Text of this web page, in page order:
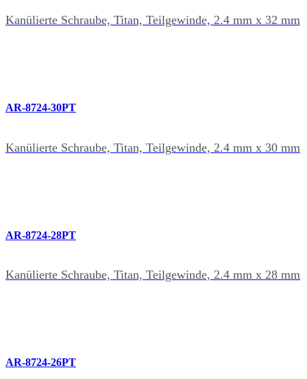
Kanülierte Schraube, Titan, Teilgewinde, 2.4 mm x 32 mm
AR-8724-30PT
Kanülierte Schraube, Titan, Teilgewinde, 2.4 mm x 30 mm
AR-8724-28PT
Kanülierte Schraube, Titan, Teilgewinde, 2.4 mm x 28 mm
AR-8724-26PT